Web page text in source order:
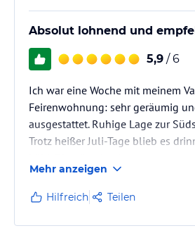
aufgehoben.
Nicht…
Absolut lohnend und
5,9 / 6
Ich war eine Woche mit meinem
Feirenwohnung: sehr geräumig
ausgestattet. Ruhige Lage zur
Trotz heißer Juli-Tage blieb es
Bahnhof (Ausflug an die Weser),
Geschäften gestattet auch ohne
Fragen und Wünschen war immer
ansprechbar, und es wurde
Mehr anzeigen
Hilfreich Teilen